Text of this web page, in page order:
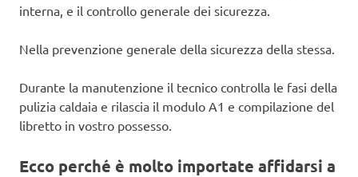
interna, e il controllo generale dei sicurezza.
Nella prevenzione generale della sicurezza della stessa.
Durante la manutenzione il tecnico controlla le fasi della
pulizia caldaia e rilascia il modulo A1 e compilazione del
libretto in vostro possesso.
Ecco perché è molto importate affidarsi a